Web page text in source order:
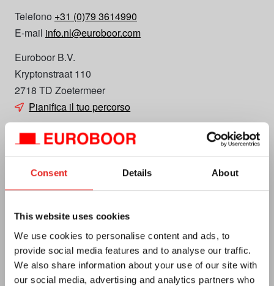
Consent Details About
This website uses cookies
We use cookies to personalise content and ads, to
provide social media features and to analyse our traffic.
We also share information about your use of our site with
our social media, advertising and analytics partners who
Telefono +31 (0)79 3614990
E-mail info.nl@euroboor.com
Euroboor B.V.
Kryptonstraat 110
2718 TD Zoetermeer
Pianifica il tuo percorso
CC n. 27125112
Partita IVA n. NL0092.92.469 B01
Euroboor